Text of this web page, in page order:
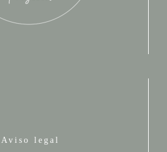
Aviso legal